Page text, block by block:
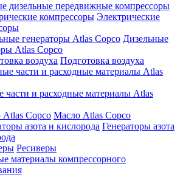
дизельные передвижные компрессоры
Электрические
Дизельные
Atlas Copco
Подготовка воздуха
части и расходные материалы Atlas
Масло Atlas Copco
Генераторы азота
Ресиверы
материалы компрессорного